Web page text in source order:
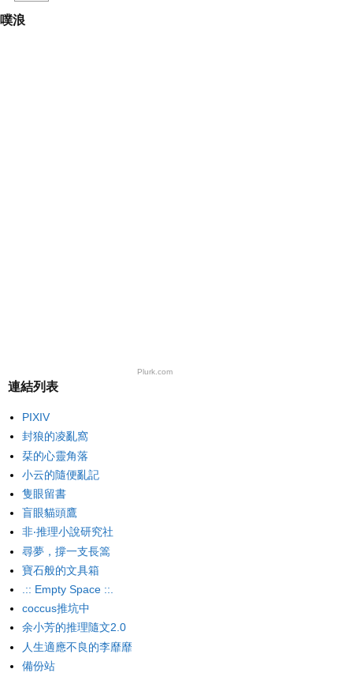
噗浪
Plurk.com
連結列表
PIXIV
封狼的凌亂窩
栞的心靈角落
小云的隨便亂記
隻眼留書
盲眼貓頭鷹
非‧推理小說研究社
尋夢，撐一支長篙
寶石般的文具箱
.:: Empty Space ::.
coccus推坑中
余小芳的推理隨文2.0
人生適應不良的李靡靡
備份站